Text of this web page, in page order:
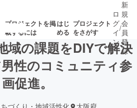
プロジェクトを掲
載するには
はじ
める
プロジェクト
をさがす
の新着プロ募集終了が近いプ
ロ
グ
イ
ン
/
新
規
会
員
登
録
域の課題をDIYで解決
性のコミュニティ参
画促進。
ちづくり・地域活性化 大阪府